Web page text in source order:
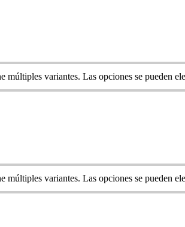
múltiples variantes. Las opciones se pueden
múltiples variantes. Las opciones se pueden